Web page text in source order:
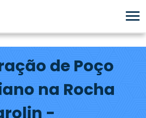
de Poço
na Rocha
-